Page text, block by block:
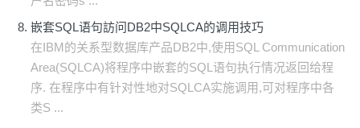
嵌套SQL语句訪问DB2中SQLCA的调用技巧
在IBM的关系型数据库产品DB2中,使用SQL Communication
Area(SQLCA)将程序中嵌套的SQL语句执行情况返回给程
序. 在程序中有针对性地对SQLCA实施调用,可对程序中各
类S ...